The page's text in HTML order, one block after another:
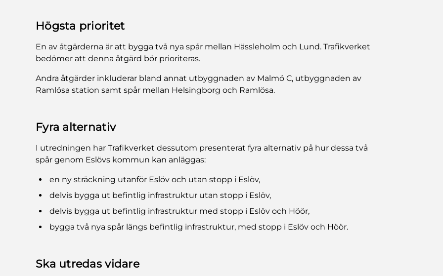
Högsta prioritet
En av åtgärderna är att bygga två nya spår mellan Hässleholm och Lund. Trafikverket
bedömer att denna åtgärd bör prioriteras.
Andra åtgärder inkluderar bland annat utbyggnaden av Malmö C, utbyggnaden av
Ramlösa station samt spår mellan Helsingborg och Ramlösa.
Fyra alternativ
I utredningen har Trafikverket dessutom presenterat fyra alternativ på hur dessa två
spår genom Eslövs kommun kan anläggas:
en ny sträckning utanför Eslöv och utan stopp i Eslöv,
delvis bygga ut befintlig infrastruktur utan stopp i Eslöv,
delvis bygga ut befintlig infrastruktur med stopp i Eslöv och Höör,
bygga två nya spår längs befintlig infrastruktur, med stopp i Eslöv och Höör.
Ska utredas vidare